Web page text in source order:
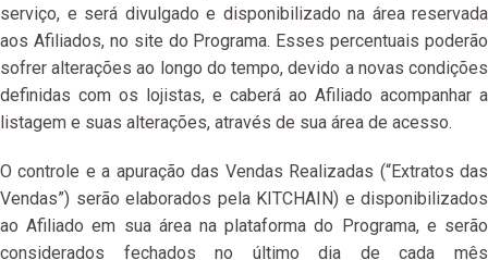
serviço, e será divulgado e disponibilizado na área reservada
aos Afiliados, no site do Programa. Esses percentuais poderão
sofrer alterações ao longo do tempo, devido a novas condições
definidas com os lojistas, e caberá ao Afiliado acompanhar a
listagem e suas alterações, através de sua área de acesso.
O controle e a apuração das Vendas Realizadas (“Extratos das
Vendas”) serão elaborados pela KITCHAIN) e disponibilizados
ao Afiliado em sua área na plataforma do Programa, e serão
considerados fechados no último dia de cada mês